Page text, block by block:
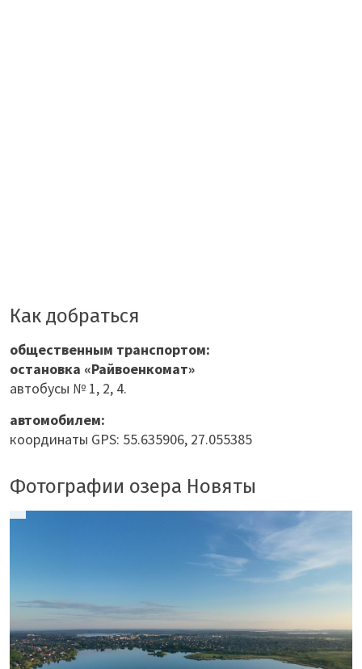
Как добраться
общественным транспортом:
остановка «Райвоенкомат»
автобусы № 1, 2, 4.
автомобилем:
координаты GPS: 55.635906, 27.055385
Фотографии озера Новяты